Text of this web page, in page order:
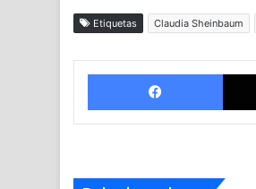
Etiquetas Claudia Sheinbaum